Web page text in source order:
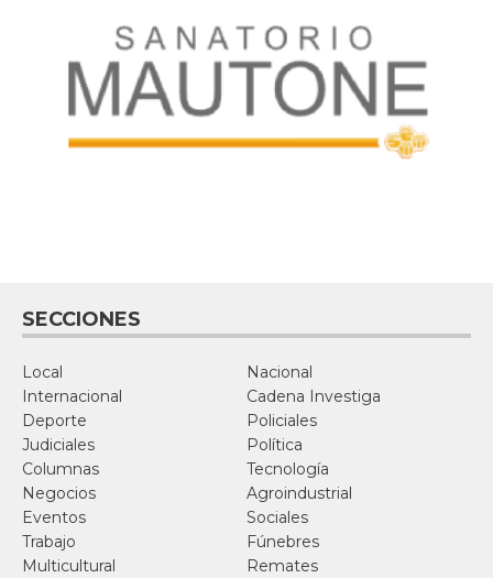
SECCIONES
Local
Nacional
Internacional
Cadena Investiga
Deporte
Policiales
Judiciales
Política
Columnas
Tecnología
Negocios
Agroindustrial
Eventos
Sociales
Trabajo
Fúnebres
Multicultural
Remates